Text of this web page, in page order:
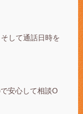
して通話日時を
安心して相談O